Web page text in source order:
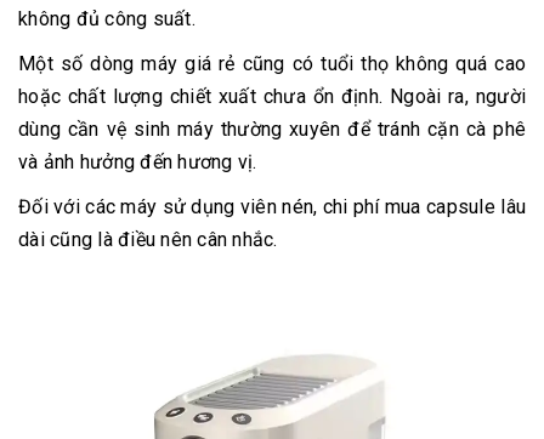
không đủ công suất.
Một số dòng máy giá rẻ cũng có tuổi thọ không quá cao
hoặc chất lượng chiết xuất chưa ổn định. Ngoài ra, người
dùng cần vệ sinh máy thường xuyên để tránh cặn cà phê
và ảnh hưởng đến hương vị.
Đối với các máy sử dụng viên nén, chi phí mua capsule lâu
dài cũng là điều nên cân nhắc.